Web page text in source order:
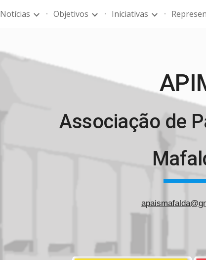
Skip to main content
Notícias Objetivos Iniciativas
Associação de